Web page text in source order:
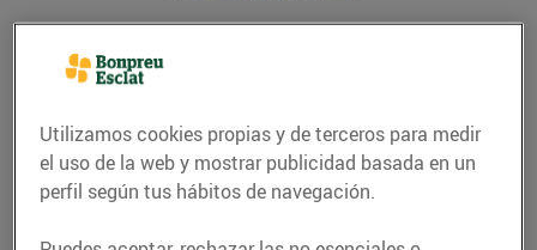
CONSEJOS Y HÁBITOS SALUDABLES
Els millors olis de
Catalunya
15/noviembre/2016
Utilizamos cookies propias y de terceros para medir
el uso de la web y mostrar publicidad basada en un
perfil según tus hábitos de navegación.